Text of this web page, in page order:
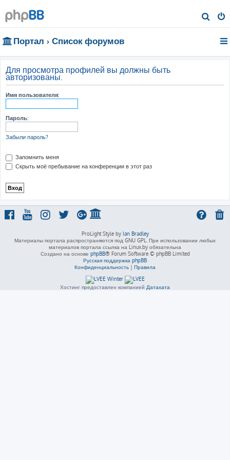
о
Портал Список форумов
Для просмотра профилей вы должны быть
авторизованы.
Имя пользователя:
Пароль:
Забыли пароль?
Запомнить меня
Скрыть моё пребывание на конференции в этот раз
ProLight Style by Ian Bradley
Материалы портала распространяются под GNU GPL. При использовании любых
материалов портала ссылка на Linux.by обязательна
Создано на основе phpBB® Forum Software © phpBB Limited
Русская поддержка phpBB
Конфиденциальность | Правила
Хостинг предоставлен компанией Датахата